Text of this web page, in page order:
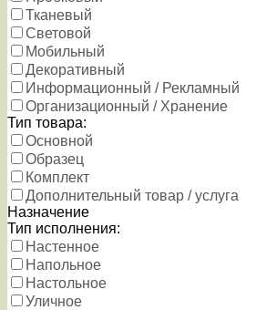
Тканевый
Световой
Мобильный
Декоративный
Информационный / Рекламный
Организационный / Хранение
Тип товара:
Основной
Образец
Комплект
Дополнительный товар / услуга
Назначение
Тип исполнения:
Настенное
Напольное
Настольное
Уличное